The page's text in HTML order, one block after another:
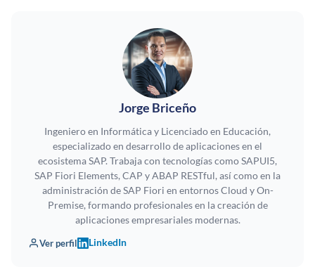
Jorge Briceño
Ingeniero en Informática y Licenciado en Educación,
especializado en desarrollo de aplicaciones en el
ecosistema SAP. Trabaja con tecnologías como SAPUI5,
SAP Fiori Elements, CAP y ABAP RESTful, así como en la
administración de SAP Fiori en entornos Cloud y On-
Premise, formando profesionales en la creación de
aplicaciones empresariales modernas.
Ver perfil LinkedIn